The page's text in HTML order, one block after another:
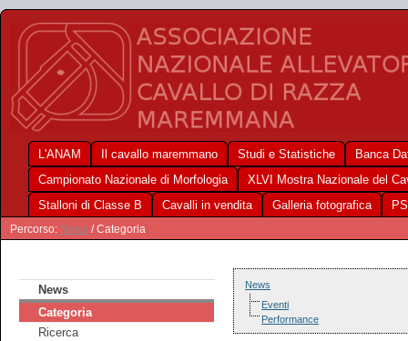
L'ANAM Il cavallo maremmano Studi e Statistiche
Banca
Campionato Nazionale di Morfologia
XLVI Mostra Nazionale del
Stalloni di Classe B
Cavalli in vendita Galleria fotografica
Percorso: News / Categoria
News
Categoria
Ricerca
News
Eventi
Performance